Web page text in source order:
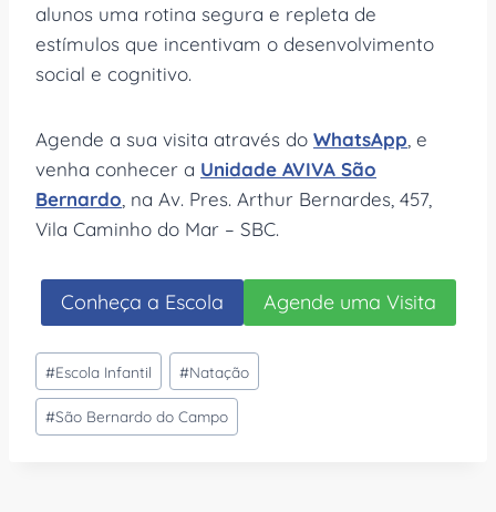
alunos uma rotina segura e repleta de
estímulos que incentivam o desenvolvimento
social e cognitivo.
Agende a sua visita através do WhatsApp , e
venha conhecer a Unidade AVIVA São
Bernardo , na Av. Pres. Arthur Bernardes, 457,
Vila Caminho do Mar – SBC.
Conheça a Escola Agende uma Visita
Tags
do
Post:
#Escola Infantil #Natação
#São Bernardo do Campo